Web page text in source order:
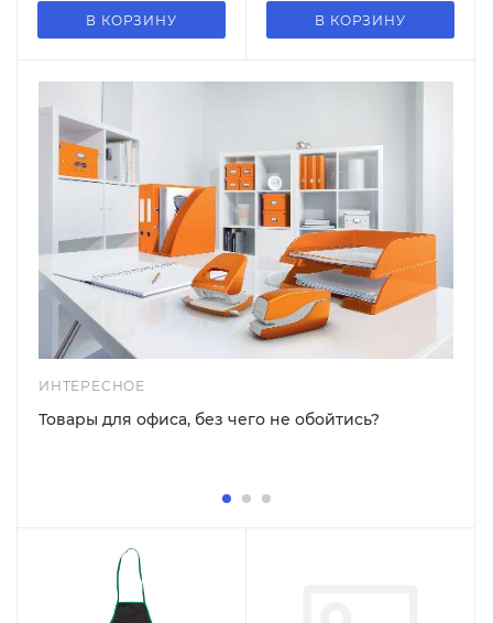
В КОРЗИНУ В КОРЗИНУ
ИНТЕРЕСНОЕ
Товары для офиса, без чего не обойтись?